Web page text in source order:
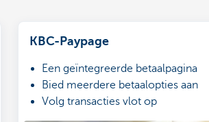
KBC-Paypage
Een geïntegreerde betaalpagina
Bied meerdere betaalopties aan
Volg transacties vlot op